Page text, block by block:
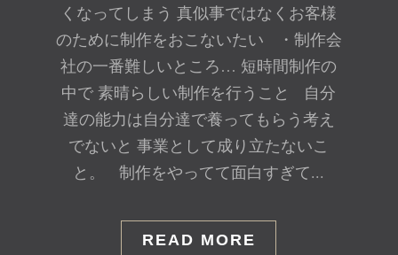
くなってしまう 真似事ではなくお客様
のために制作をおこないたい ・制作会
社の一番難しいところ… 短時間制作の
中で 素晴らしい制作を行うこと 自分
達の能力は自分達で養ってもらう考え
でないと 事業として成り立たないこ
と。 制作をやってて面白すぎて...
READ MORE